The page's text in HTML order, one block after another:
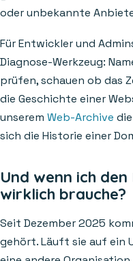
oder unbekannte
Für Entwickler und
Diagnose-Werkzeug:
prüfen, schauen ob das
die Geschichte einer
unserem Web-Archive
sich die Historie einer
Und wenn ich
wirklich brauche?
Seit Dezember 2025
gehört. Läuft sie auf ein